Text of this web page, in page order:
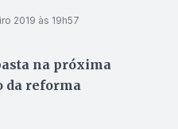
2019 às 19h57
na próxima
da reforma